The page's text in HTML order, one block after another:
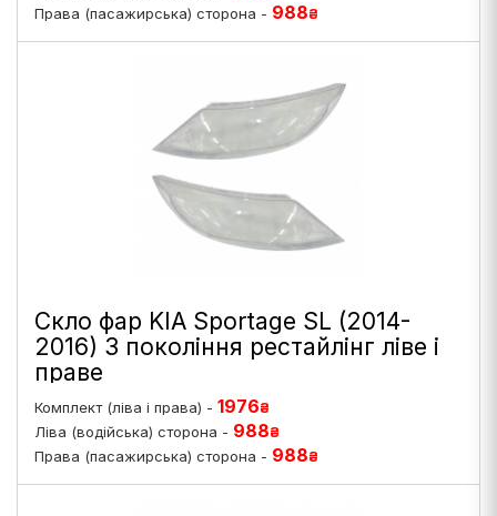
Права (пасажирська) сторона - 988₴
Скло фар KIA Sportage SL (2014-
2016) 3 покоління рестайлінг ліве і
праве
Комплект (ліва і права) - 1976₴
Ліва (водійська) сторона - 988₴
Права (пасажирська) сторона - 988₴